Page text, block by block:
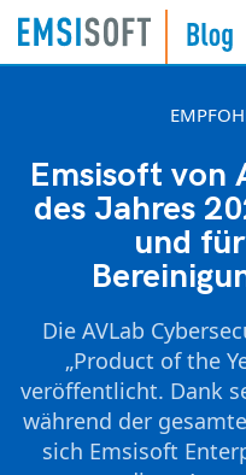
Emsisoft von
des Jahres
und
Die AVLab
„Product of the
veröffentlicht. Dank
während der
sich Emsisoft